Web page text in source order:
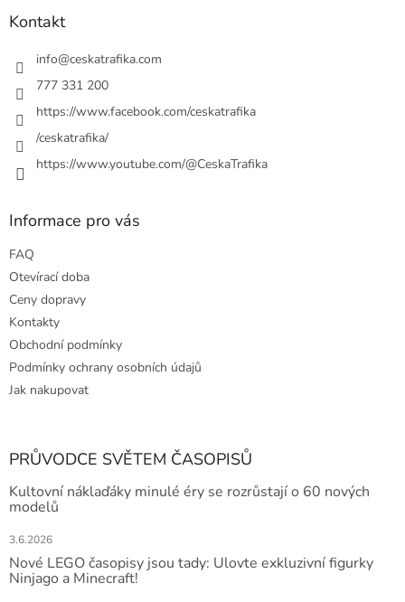
Kontakt
info@ceskatrafika.com
777 331 200
https://www.facebook.com/ceskatrafika
/ceskatrafika/
https://www.youtube.com/@CeskaTrafika
Informace pro vás
FAQ
Otevírací doba
Ceny dopravy
Kontakty
Obchodní podmínky
Podmínky ochrany osobních údajů
Jak nakupovat
PRŮVODCE SVĚTEM ČASOPISŮ
Kultovní náklaďáky minulé éry se rozrůstají o 60 nových
modelů
3.6.2026
Nové LEGO časopisy jsou tady: Ulovte exkluzivní figurky
Ninjago a Minecraft!